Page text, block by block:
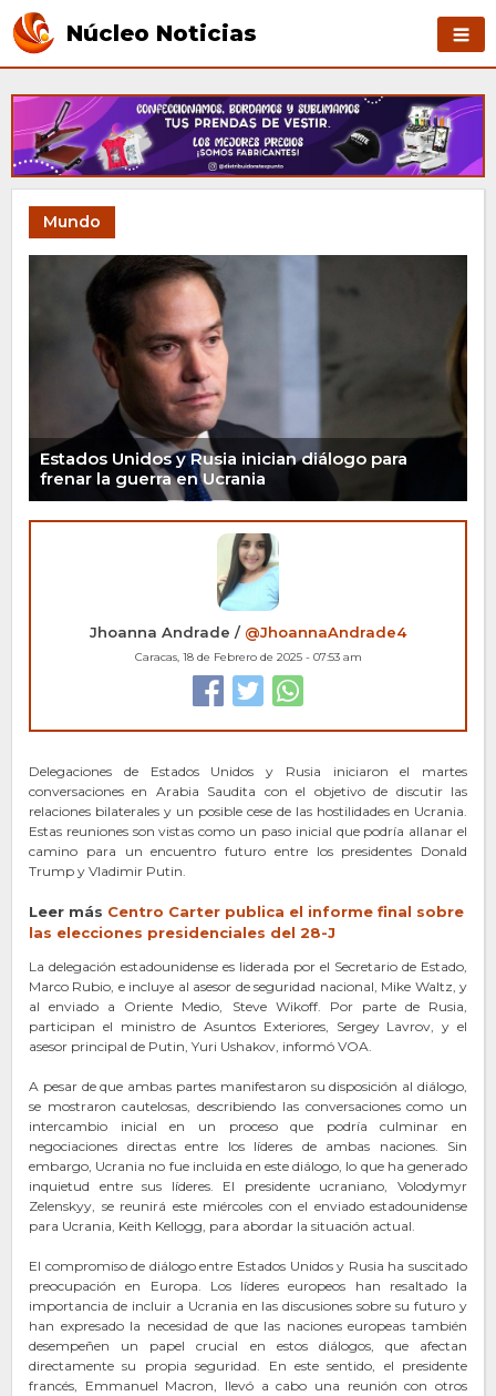
Núcleo Noticias
Mundo
Estados Unidos y Rusia inician diálogo para
frenar la guerra en Ucrania
Jhoanna Andrade / @JhoannaAndrade4
Caracas, 18 de Febrero de 2025 - 07:53 am
Delegaciones de Estados Unidos y Rusia iniciaron el martes
conversaciones en Arabia Saudita con el objetivo de discutir las
relaciones bilaterales y un posible cese de las hostilidades en Ucrania.
Estas reuniones son vistas como un paso inicial que podría allanar el
camino para un encuentro futuro entre los presidentes Donald
Trump y Vladimir Putin.
Leer más Centro Carter publica el informe final sobre
las elecciones presidenciales del 28-J
La delegación estadounidense es liderada por el Secretario de Estado,
Marco Rubio, e incluye al asesor de seguridad nacional, Mike Waltz, y
al enviado a Oriente Medio, Steve Wikoff. Por parte de Rusia,
participan el ministro de Asuntos Exteriores, Sergey Lavrov, y el
asesor principal de Putin, Yuri Ushakov, informó VOA.
A pesar de que ambas partes manifestaron su disposición al diálogo,
se mostraron cautelosas, describiendo las conversaciones como un
intercambio inicial en un proceso que podría culminar en
negociaciones directas entre los líderes de ambas naciones. Sin
embargo, Ucrania no fue incluida en este diálogo, lo que ha generado
inquietud entre sus líderes. El presidente ucraniano, Volodymyr
Zelenskyy, se reunirá este miércoles con el enviado estadounidense
para Ucrania, Keith Kellogg, para abordar la situación actual.
El compromiso de diálogo entre Estados Unidos y Rusia ha suscitado
preocupación en Europa. Los líderes europeos han resaltado la
importancia de incluir a Ucrania en las discusiones sobre su futuro y
han expresado la necesidad de que las naciones europeas también
desempeñen un papel crucial en estos diálogos, que afectan
directamente su propia seguridad. En este sentido, el presidente
francés, Emmanuel Macron, llevó a cabo una reunión con otros